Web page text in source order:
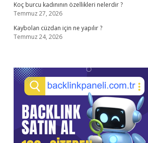
Koç burcu kadınının özellikleri nelerdir ?
Temmuz 27, 2026
Kaybolan cüzdan için ne yapılır ?
Temmuz 24, 2026